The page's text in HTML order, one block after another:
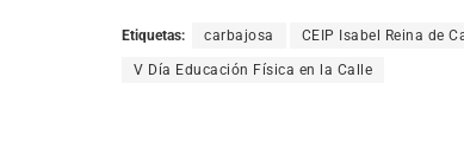
Etiquetas: carbajosa CEIP Isabel Reina de
V Día Educación Física en la Calle